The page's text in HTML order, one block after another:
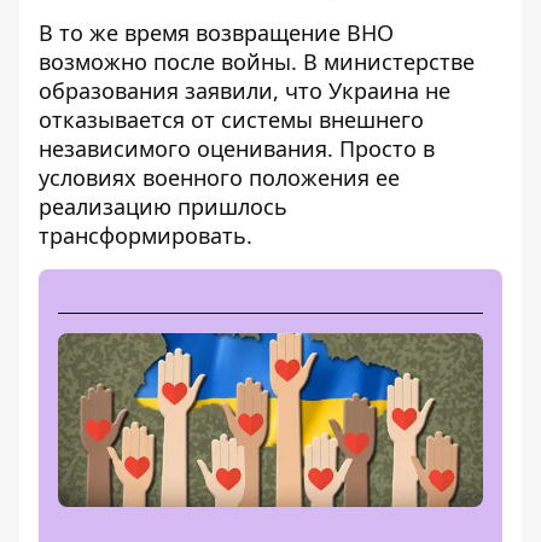
В то же время возвращение ВНО
возможно после войны. В министерстве
образования заявили, что Украина не
отказывается от системы внешнего
независимого оценивания. Просто в
условиях военного положения ее
реализацию пришлось
трансформировать.